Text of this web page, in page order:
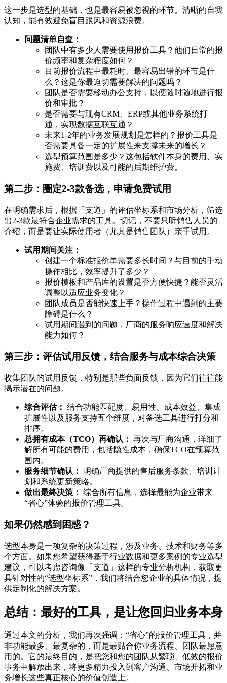
这一步是选型的基础，也是最容易被忽视的环节。清晰的自我
认知，能有效避免盲目跟风和资源浪费。
问题清单自查：
团队中有多少人需要使用报价工具？他们日常的报
价频率和复杂程度如何？
目前报价流程中最耗时、最容易出错的环节是什
么？这是你最迫切需要解决的问题吗？
团队是否需要移动办公支持，以便随时随地进行报
价和审批？
是否需要与现有CRM、ERP或其他业务系统打
通，实现数据互联互通？
未来1-2年的业务发展规划是怎样的？报价工具是
否需要具备一定的扩展性来支撑未来的增长？
选型预算范围是多少？这包括软件本身的费用、实
施费、培训费以及可能的后期维护费。
第二步：圈定2-3款备选，申请免费试用
在明确需求后，根据「支道」的评估坐标系和市场分析，筛选
出2-3款最符合企业需求的工具。切记，不要只听销售人员的
介绍，而是要让实际使用者（尤其是销售团队）亲手试用。
试用期间关注：
创建一个标准报价单需要多长时间？与目前的手动
操作相比，效率提升了多少？
报价模板和产品库的设置是否方便快捷？能否灵活
调整以适应业务变化？
团队成员是否能快速上手？操作过程中遇到的主要
障碍是什么？
试用期间遇到的问题，厂商的服务响应速度和解决
能力如何？
第三步：评估试用反馈，结合服务与成本综合决策
收集团队的试用反馈，特别是那些负面反馈，因为它们往往能
揭示潜在的问题。
综合评估： 结合功能匹配度、易用性、成本效益、集成
扩展性以及服务支持五个维度，对备选工具进行打分和
排序。
总拥有成本（TCO）再确认： 再次与厂商沟通，详细了
解所有可能的费用，包括隐性成本，确保TCO在预算范
围内。
服务细节确认：
明确厂商提供的售后服务条款、培训计
划和系统更新策略。
做出最终决策： 综合所有信息，选择最能为企业带来
“省心”体验的报价管理工具。
如果仍然感到困惑？
选型本身是一项复杂的决策过程，涉及业务、技术和财务等多
个方面。如果您希望获得基于行业数据和更多案例的专业选型
建议，可以考虑咨询像「支道」这样的专业分析机构，获取更
具针对性的“选型坐标系”，我们将结合您企业的具体情况，提
供定制化的解决方案。
总结：最好的工具，是让您回归业务本身
通过本文的分析，我们再次强调：“省心”的报价管理工具，并
非功能最多、最复杂的，而是最贴合你业务流程、团队最愿意
用的。它的最终目的，是把您和您的团队从繁琐、低效的报价
事务中解放出来，将更多精力投入到客户沟通、市场开拓和业
务增长这些真正核心的价值创造上。